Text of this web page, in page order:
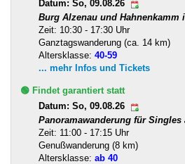
Datum: So, 09.08.26
Burg Alzenau und Hahnenkamm
Zeit: 10:30 - 17:30 Uhr
Ganztagswanderung (ca. 14 km)
Altersklasse: 40-59
... mehr Infos und Tickets
🟢 Findet garantiert statt
Datum: So, 09.08.26
Panoramawanderung für Singles
Zeit: 11:00 - 17:15 Uhr
Genußwanderung (8 km)
Altersklasse: ab 40